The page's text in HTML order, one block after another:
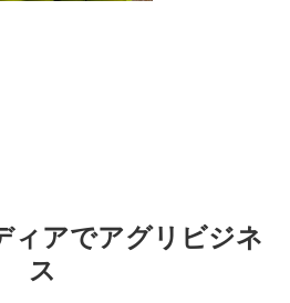
ィアでアグリビジネ
ス